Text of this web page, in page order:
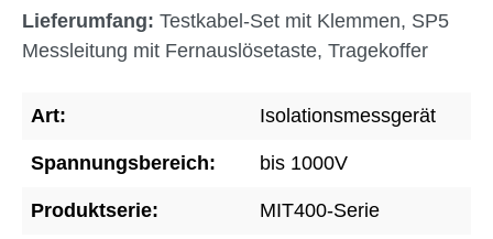
Lieferumfang: Testkabel-Set mit Klemmen, SP5
Messleitung mit Fernauslösetaste, Tragekoffer
Art: Isolationsmessgerät
Spannungsbereich: bis 1000V
Produktserie: MIT400-Serie